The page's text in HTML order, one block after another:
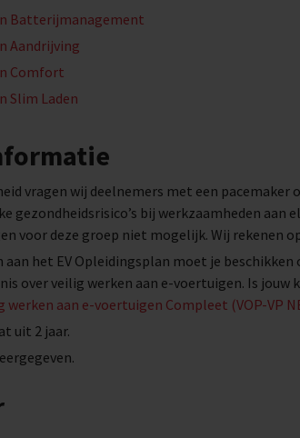
Batterijmanagement
Aandrijving
Comfort
Slim Laden
vragen wij deelnemers met een pacemaker
gezondheidsrisico’s bij werkzaamheden aan
voor deze groep niet mogelijk. Wij rekenen
het EV Opleidingsplan moet je beschikken
over veilig werken aan e-voertuigen. Is
werken aan e-voertuigen Compleet (VOP-VP
uit 2 jaar.